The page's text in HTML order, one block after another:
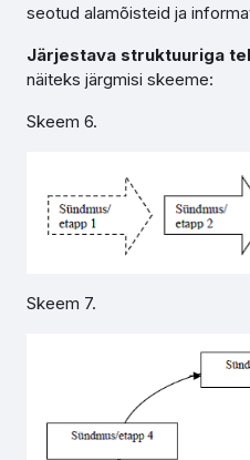
seotud alamõisteid ja
Järjestava struktuuriga
näiteks järgmisi skeeme:
Skeem 6.
Skeem 7.